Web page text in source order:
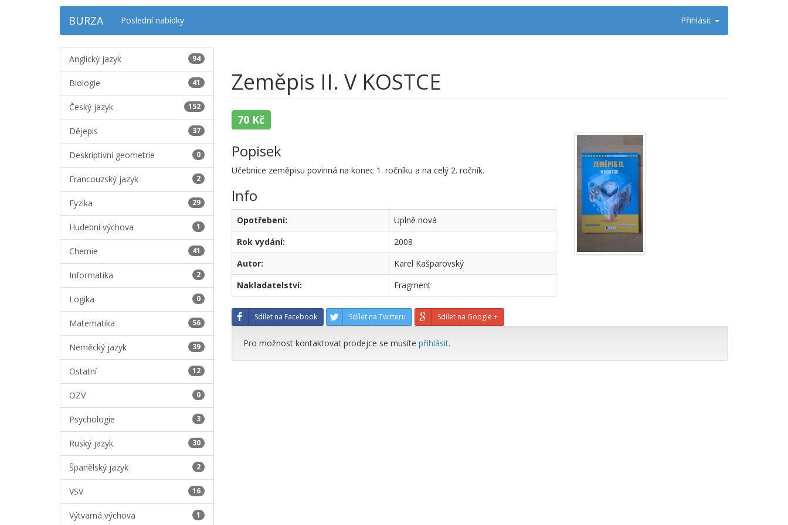
BURZA Poslední nabídky Přihlásit
Anglický jazyk 94
Biologie 41
Český jazyk 152
Dějepis 37
Deskriptivní geometrie 0
Francouzský jazyk 2
Fyzika 29
Hudební výchova 1
Chemie 41
Informatika 2
Logika 0
Matematika 56
Neměcký jazyk 39
Ostatní 12
OZV 0
Psychologie 3
Ruský jazyk 30
Španělský jazyk 2
VSV 16
Výtvarná výchova 1
Zeměpis II. V KOSTCE
70 Kč
Popisek
Učebnice zeměpisu povinná na konec 1. ročníku a na celý 2. ročník.
Info
Opotřebení:
Uplně nová
Rok vydání:
2008
Autor:
Karel Kašparovský
Nakladatelství:
Fragment
Sdílet na Facebook Sdílet na Twitteru Sdílet na Google +
Pro možnost kontaktovat prodejce se musíte přihlásit.